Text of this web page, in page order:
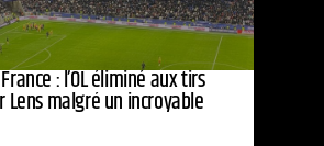
: l’OL éliminé aux tirs
Lens malgré un incroyable